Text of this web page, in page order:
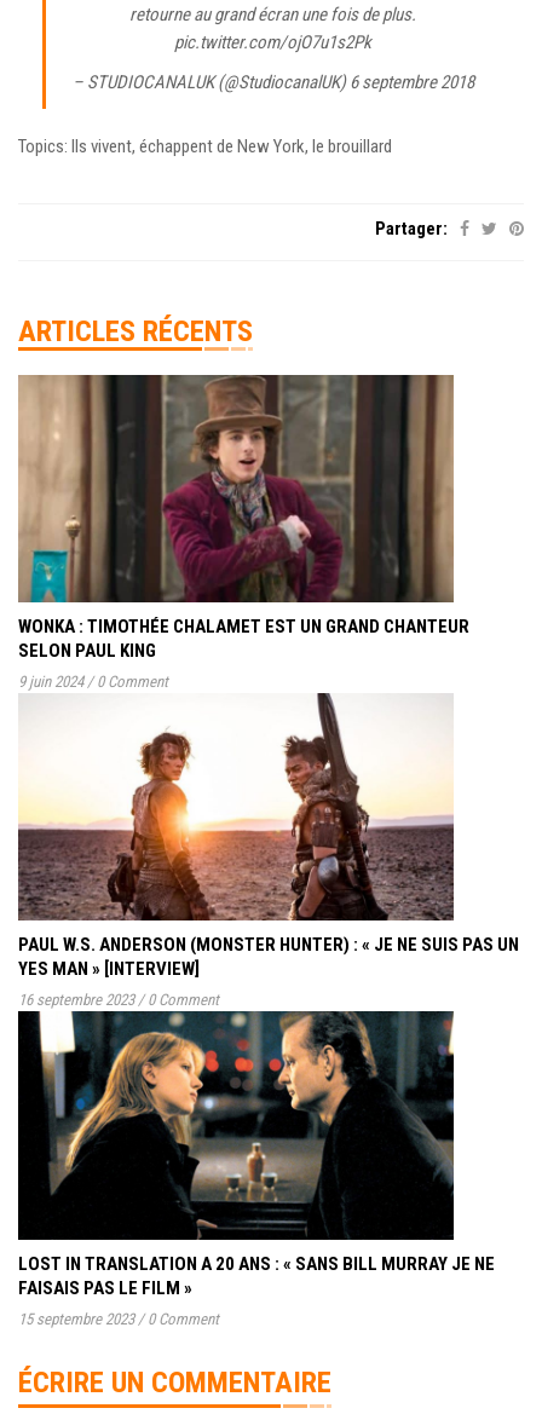
retourne au grand écran une fois de plus.
pic.twitter.com/ojO7u1s2Pk
– STUDIOCANALUK (@StudiocanalUK)6 septembre 2018
Topics: Ils vivent, échappent de New York, le brouillard
Partager:
ARTICLES RÉCENTS
WONKA : TIMOTHÉE CHALAMET EST UN GRAND CHANTEUR
SELON PAUL KING
9 juin 2024 / 0 Comment
PAUL W.S. ANDERSON (MONSTER HUNTER) : « JE NE SUIS PAS UN
YES MAN » [INTERVIEW]
16 septembre 2023 / 0 Comment
LOST IN TRANSLATION A 20 ANS : « SANS BILL MURRAY JE NE
FAISAIS PAS LE FILM »
15 septembre 2023 / 0 Comment
ÉCRIRE UN COMMENTAIRE